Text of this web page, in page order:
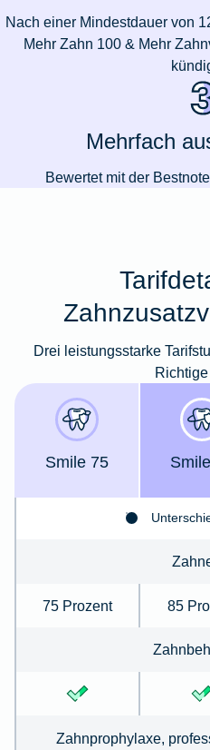
Nach einer Mindestdauer von
Mehr Zahn 100 & Mehr
Mehrfach
Bewertet mit der
Drei leistungsstarke
Smile 75
75 Prozent 85
Zahn­prophylaxe,